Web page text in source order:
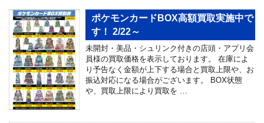
ポケモンカードBOX高額買取実施中で
す！ 2/22～
未開封・美品・シュリンク付きの店頭・アプリ会
員様の買取価格を表示しております。 在庫によ
り予告なく金額が上下する場合と買取上限や、お
振込対応になる場合がございます。 BOX状態
や、買取上限により買取を …